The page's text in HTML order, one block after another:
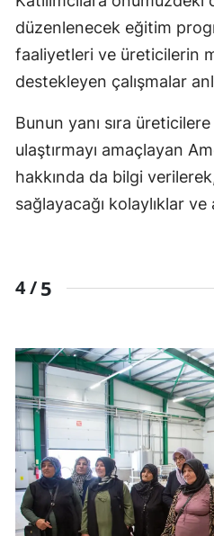
düzenlenecek eğitim
faaliyetleri ve üreticilerin
destekleyen çalışmalar
Bunun yanı sıra
ulaştırmayı amaçlayan
hakkında da bilgi
sağlayacağı kolaylıklar ve
4 /5